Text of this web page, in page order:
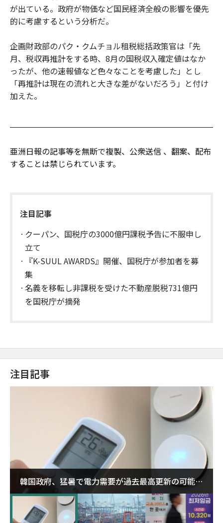
が出ている。政府が物価など国民経済全般の影響を優先
的に考慮するという分析だ。
企画財政部のパク・クムチョル租税総括政策官は「先
月、税収再推計をする時、8月の国税収入確定値はなか
ったが、他の速報値など色々なことを考慮した」とし
「再推計は現在の流れと大きな差がないだろう」と付け
加えた。
亜洲日報の記事等を無断で複製、公衆送信 、翻案、配布
することは禁じられています。
注目記事
クーパン、国税庁の3000億円課税予告に不服申し
立て
『K-SUUL AWARDS』開催、国税庁が参加者を募
集
名義を移転し非課税を受けた不動産脱税731億円
を国税庁が摘発
注目記事
韓国政府、猛暑で電力需要が過去最高更新の可能性
に需給対応体制を点検